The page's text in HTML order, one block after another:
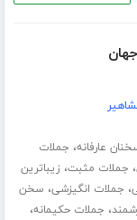
عارفانه، جملات
، جملات مثبت، زیباترین
، جملات انگیزشی، سخن
، جملات حکیمانه،